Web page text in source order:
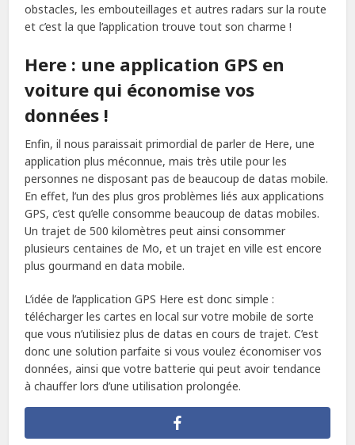
obstacles, les embouteillages et autres radars sur la route
et c’est la que l’application trouve tout son charme !
Here : une application GPS en
voiture qui économise vos
données !
Enfin, il nous paraissait primordial de parler de Here, une
application plus méconnue, mais très utile pour les
personnes ne disposant pas de beaucoup de datas mobile.
En effet, l’un des plus gros problèmes liés aux applications
GPS, c’est qu’elle consomme beaucoup de datas mobiles.
Un trajet de 500 kilomètres peut ainsi consommer
plusieurs centaines de Mo, et un trajet en ville est encore
plus gourmand en data mobile.
L’idée de l’application GPS Here est donc simple :
télécharger les cartes en local sur votre mobile de sorte
que vous n’utilisiez plus de datas en cours de trajet. C’est
donc une solution parfaite si vous voulez économiser vos
données, ainsi que votre batterie qui peut avoir tendance
à chauffer lors d’une utilisation prolongée.